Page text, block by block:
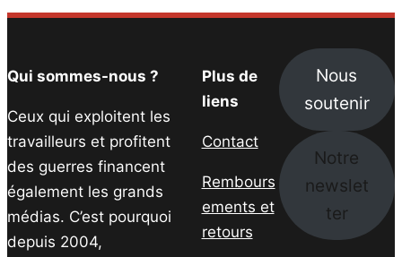
Qui sommes-nous ?
Ceux qui exploitent les
travailleurs et profitent
des guerres financent
également les grands
médias. C’est pourquoi
depuis 2004,
Plus de
liens
Contact
Rembours
ements et
retours
Nous
soutenir
Notre
newslet
ter